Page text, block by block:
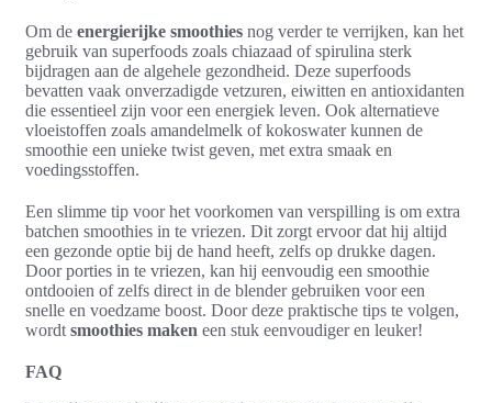
Om de energierijke smoothies nog verder te verrijken, kan het
gebruik van superfoods zoals chiazaad of spirulina sterk
bijdragen aan de algehele gezondheid. Deze superfoods
bevatten vaak onverzadigde vetzuren, eiwitten en antioxidanten
die essentieel zijn voor een energiek leven. Ook alternatieve
vloeistoffen zoals amandelmelk of kokoswater kunnen de
smoothie een unieke twist geven, met extra smaak en
voedingsstoffen.
Een slimme tip voor het voorkomen van verspilling is om extra
batchen smoothies in te vriezen. Dit zorgt ervoor dat hij altijd
een gezonde optie bij de hand heeft, zelfs op drukke dagen.
Door porties in te vriezen, kan hij eenvoudig een smoothie
ontdooien of zelfs direct in de blender gebruiken voor een
snelle en voedzame boost. Door deze praktische tips te volgen,
wordt smoothies maken een stuk eenvoudiger en leuker!
FAQ